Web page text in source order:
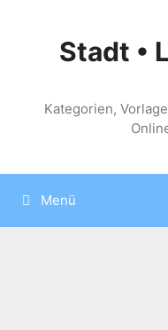
springenStadt •
Kategorien,
Menü